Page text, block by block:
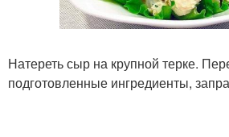
Натереть сыр на крупной терке.
подготовленные ингредиенты,